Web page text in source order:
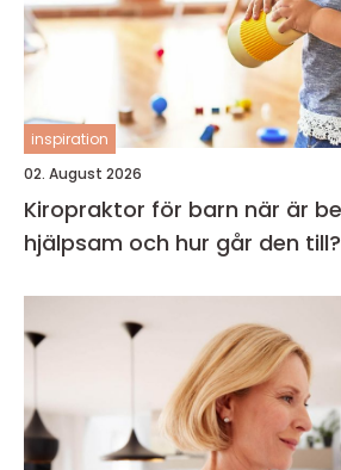
inspiration
02. August 2026
Kiropraktor för barn när är behandling
hjälpsam och hur går den till?